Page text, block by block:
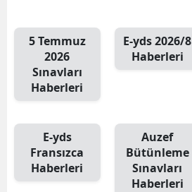
5 Temmuz
2026
Sınavları
Haberleri
E-yds 2026/8
Haberleri
E-yds
Fransızca
Haberleri
Auzef
Bütünleme
Sınavları
Haberleri